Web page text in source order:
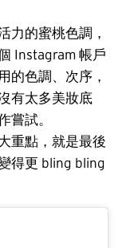
力的蜜桃色調，
Instagram 帳戶
的色調、次序，
有太多美妝底
嘗試。
重點，就是最後
得更 bling bling